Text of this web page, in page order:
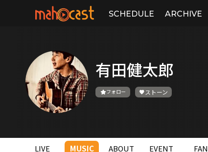
SCHEDULE ARCHIVE
有田健太郎
フォロー ストーン
LIVE MUSIC ABOUT EVENT FAN